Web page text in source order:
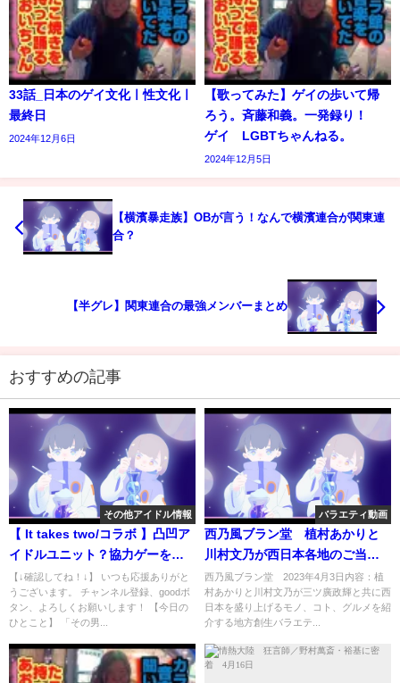
33話_日本のゲイ文化ㅣ性文化ㅣ
最終日
2024年12月6日
【歌ってみた】ゲイの歩いて帰
ろう。斉藤和義。一発録り！
ゲイ LGBTちゃんねる。
2024年12月5日
【横濱暴走族】OBが言う！なんで横濱連合が関東連
合？
【半グレ】関東連合の最強メンバーまとめ
おすすめの記事
その他アイドル情報
【 It takes two/コラボ 】凸凹ア
イドルユニット？協力ゲーをす
る男性VTuber【 飛凪カイト/蒼
空陽色/Saphir/VTuber 】
【↓確認してね！↓】 いつも応援ありがと
うございます。 チャンネル登録、goodボ
タン、よろしくお願いします！ 【今日の
ひとこと】 「その男...
バラエティ動画
西乃風ブラン堂 植村あかりと
川村文乃が西日本各地のご当地
ブランドを発掘 4月3日
西乃風ブラン堂 2023年4月3日内容：植
村あかりと川村文乃が三ツ廣政輝と共に西
日本を盛り上げるモノ、コト、グルメを紹
介する地方創生バラエテ...